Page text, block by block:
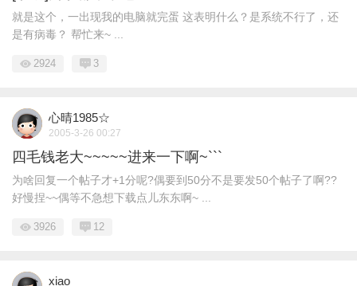
就是这个，一出现我的电脑就完蛋 这表明什么？是系统不行了，还
是有病毒？ 帮忙来~ ...
2924 3
心晴1985☆
2005-3-26 00:27
四毛钱老大~~~~~进来一下啊~```
为啥回复一个帖子才+1分呢?偶要到50分不是要发50个帖子了啊??
好慢捏~~偶等不急想下载点儿东东啊~ ...
3926 12
xiao